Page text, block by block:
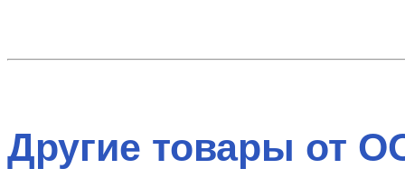
Другие товары от